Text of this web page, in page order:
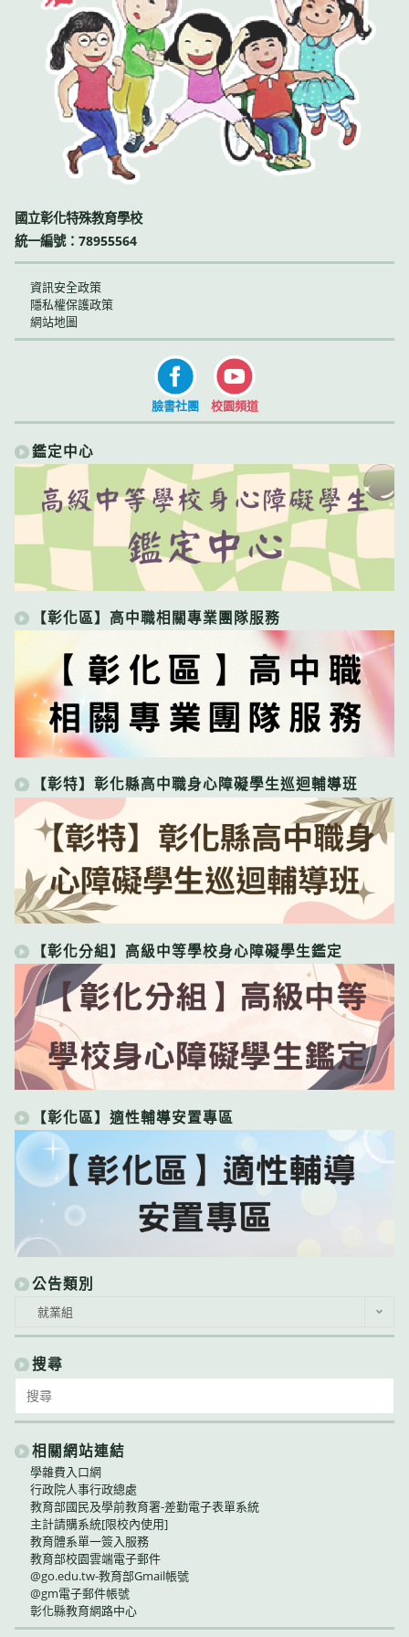
國立彰化特殊教育學校
統一編號：78955564
資訊安全政策
隱私權保護政策
網站地圖
臉書社團 校園頻道
鑑定中心
【彰化區】高中職相關專業團隊服務
【彰特】彰化縣高中職身心障礙學生巡迴輔導班
【彰化分組】高級中等學校身心障礙學生鑑定
【彰化區】適性輔導安置專區
公告類別
類
別
就業組
搜尋
for:
相關網站連結
學雜費入口網
行政院人事行政總處
教育部國民及學前教育署-差勤電子表單系統
主計請購系統[限校內使用]
教育體系單一簽入服務
教育部校園雲端電子郵件
@go.edu.tw-教育部Gmail帳號
@gm電子郵件帳號
彰化縣教育網路中心